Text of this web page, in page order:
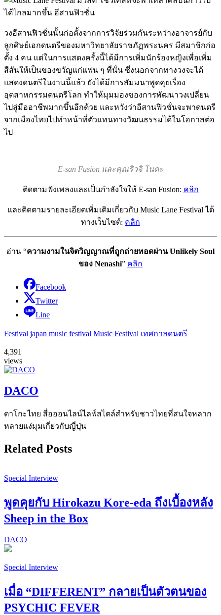
วงอีสานฟิวชั่นนั้นก่อตั้งจากการวิจัยร่วมกันระหว่างอาจารย์กับ
ลูกศิษย์เอกดนตรีของมหาวิทยาลัยราชภัฏพระนคร มีสมาชิกก่อ
ตั้ง 4 คน แต่ในการแสดงครั้งนี้ได้มีการเพิ่มนักร้องหญิงเพื่อเพิ่ม
สีสันให้เป็นของขวัญแก่แฟน ๆ ที่นั่น ซึ่งนอกจากทางวงจะได้
แสดงดนตรีในงานนี้แล้ว ยังได้มีการสัมมนาพูดคุยเรื่อง
อุตสาหกรรมดนตรีโลก ทำให้มุมมองของการพัฒนาวงเปลี่ยน
ไปสู่มืออาชีพมากขึ้นอีกด้วย และหวังว่าอีสานฟิวชั่นจะพาดนตรี
จากเมืองไทยไปทำหน้าที่ตัวแทนทางวัฒนธรรมได้ในโอกาสต่อ
ไป
E-san Fusion และคุณริวจิ โนดะ
ติดตามฟังเพลงและเป็นกำลังใจให้ E-san Fusion: คลิก
และติดตามรายละเอียดเพิ่มเติมเกี่ยวกับ Music Lane Festival ได้
ทางเว็บไซต์: คลิก
อ่าน “ความงามในจิตวิญญาณที่ถูกถ่ายทอดผ่าน Unlikely Soul
ของ Nenashi” คลิก
Facebook
Twitter
Line
Festival japan music festival Music Festival เทศกาลดนตรี
4,391
views
DACO
ดาโกะไทย สื่อออนไลน์ไลฟ์สไตล์สำหรับชาวไทยที่สนใจหลาก
หลายแง่มุมเกี่ยวกับญี่ปุ่น
Related Posts
Special Interview
พูดคุยกับ Hirokazu Kore-eda ถึงเบื้องหลัง
Sheep in the Box
DACO
Special Interview
เมื่อ “DIFFERENT” กลายเป็นตัวตนของ
PSYCHIC FEVER